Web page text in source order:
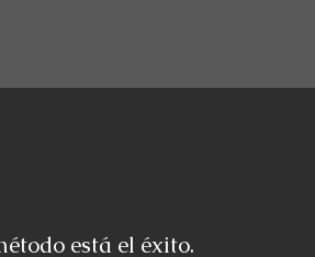
está el éxito.